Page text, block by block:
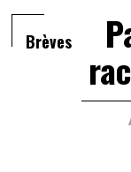
Brèves